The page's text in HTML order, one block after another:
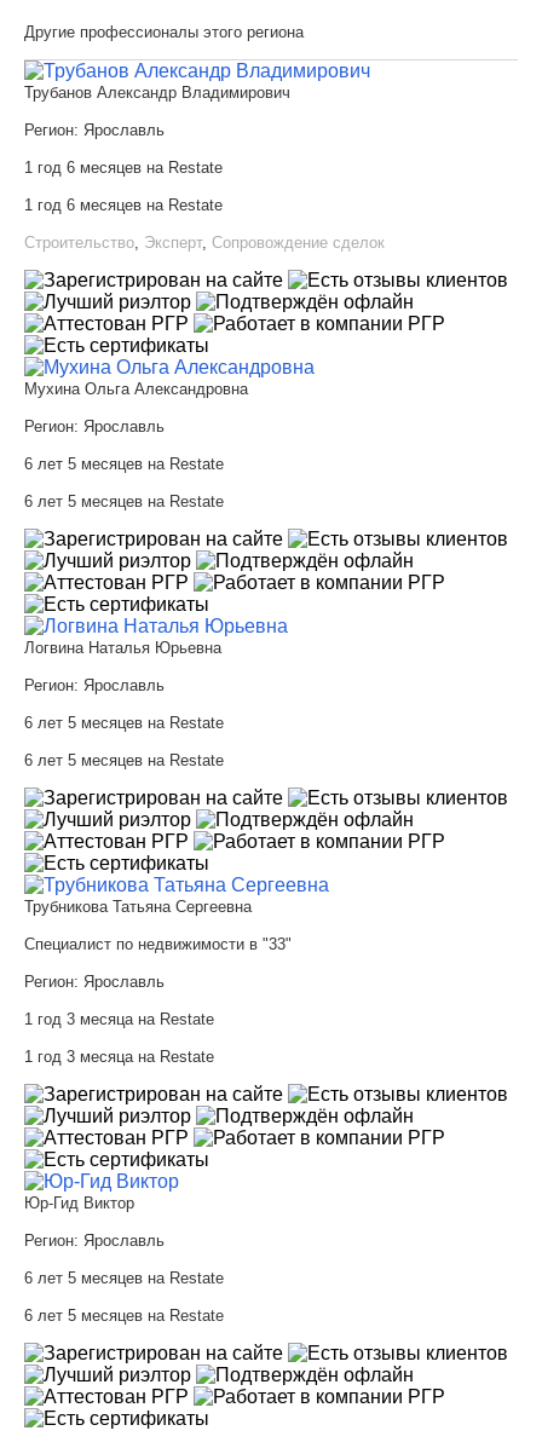
Другие профессионалы этого региона
Трубанов Александр Владимирович
Регион: Ярославль
1 год 6 месяцев на Restate
1 год 6 месяцев на Restate
Строительство, Эксперт, Сопровождение сделок
Мухина Ольга Александровна
Регион: Ярославль
6 лет 5 месяцев на Restate
6 лет 5 месяцев на Restate
Логвина Наталья Юрьевна
Регион: Ярославль
6 лет 5 месяцев на Restate
6 лет 5 месяцев на Restate
Трубникова Татьяна Сергеевна
Специалист по недвижимости в "33"
Регион: Ярославль
1 год 3 месяца на Restate
1 год 3 месяца на Restate
Юр-Гид Виктор
Регион: Ярославль
6 лет 5 месяцев на Restate
6 лет 5 месяцев на Restate